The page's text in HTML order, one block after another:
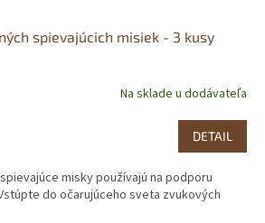
spievajúcich misiek - 3 kusy
Na sklade u dodávateľa
DETAIL
misky používajú na podporu
do očarujúceho sveta zvukových